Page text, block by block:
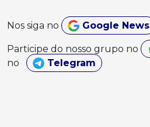
Nos siga no Google News
Participe do nosso grupo no
no
Telegram